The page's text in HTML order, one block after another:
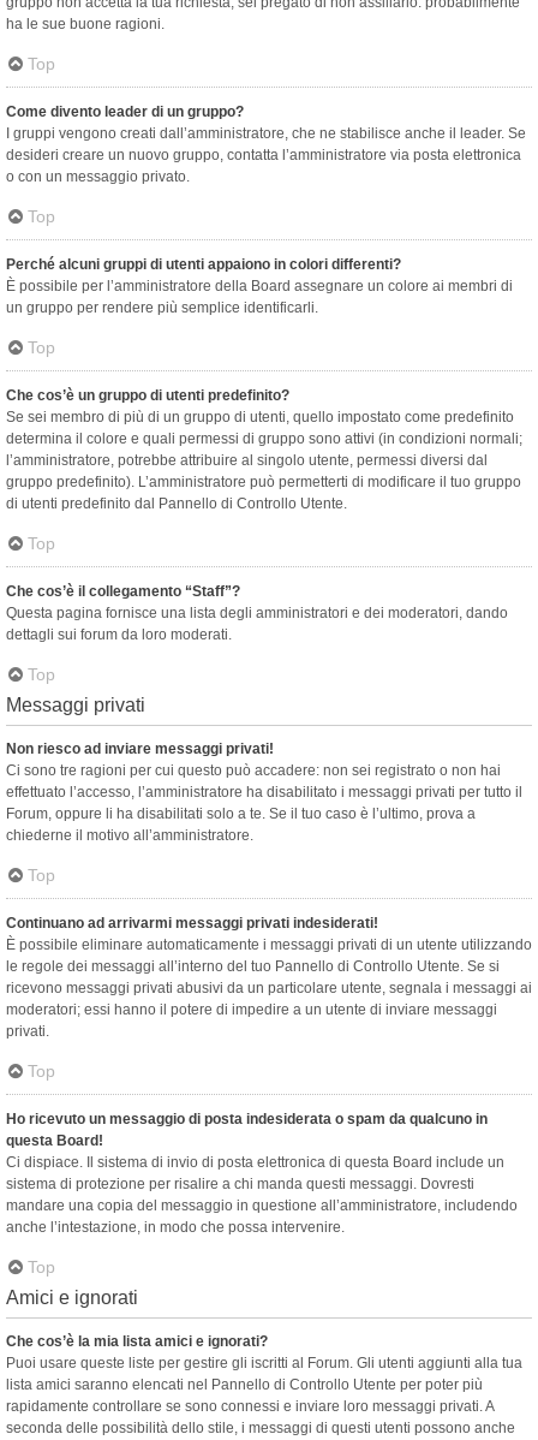
ha le sue buone ragioni.
Top
Come divento leader di un gruppo?
I gruppi vengono creati dall’amministratore, che ne stabilisce anche il leader. Se
desideri creare un nuovo gruppo, contatta l’amministratore via posta elettronica
o con un messaggio privato.
Top
Perché alcuni gruppi di utenti appaiono in colori differenti?
È possibile per l’amministratore della Board assegnare un colore ai membri di
un gruppo per rendere più semplice identificarli.
Top
Che cos’è un gruppo di utenti predefinito?
Se sei membro di più di un gruppo di utenti, quello impostato come predefinito
determina il colore e quali permessi di gruppo sono attivi (in condizioni normali;
l’amministratore, potrebbe attribuire al singolo utente, permessi diversi dal
gruppo predefinito). L’amministratore può permetterti di modificare il tuo gruppo
di utenti predefinito dal Pannello di Controllo Utente.
Top
Che cos’è il collegamento “Staff”?
Questa pagina fornisce una lista degli amministratori e dei moderatori, dando
dettagli sui forum da loro moderati.
Top
Messaggi privati
Non riesco ad inviare messaggi privati!
Ci sono tre ragioni per cui questo può accadere: non sei registrato o non hai
effettuato l’accesso, l’amministratore ha disabilitato i messaggi privati per tutto il
Forum, oppure li ha disabilitati solo a te. Se il tuo caso è l’ultimo, prova a
chiederne il motivo all’amministratore.
Top
Continuano ad arrivarmi messaggi privati indesiderati!
È possibile eliminare automaticamente i messaggi privati ​​di un utente utilizzando
le regole dei messaggi all’interno del tuo Pannello di Controllo Utente. Se si
ricevono messaggi privati ​​abusivi da un particolare utente, segnala i messaggi ai
moderatori; essi hanno il potere di impedire a un utente di inviare messaggi
privati​​.
Top
Ho ricevuto un messaggio di posta indesiderata o spam da qualcuno in
questa Board!
Ci dispiace. Il sistema di invio di posta elettronica di questa Board include un
sistema di protezione per risalire a chi manda questi messaggi. Dovresti
mandare una copia del messaggio in questione all’amministratore, includendo
anche l’intestazione, in modo che possa intervenire.
Top
Amici e ignorati
Che cos’è la mia lista amici e ignorati?
Puoi usare queste liste per gestire gli iscritti al Forum. Gli utenti aggiunti alla tua
lista amici saranno elencati nel Pannello di Controllo Utente per poter più
rapidamente controllare se sono connessi e inviare loro messaggi privati. A
seconda delle possibilità dello stile, i messaggi di questi utenti possono anche